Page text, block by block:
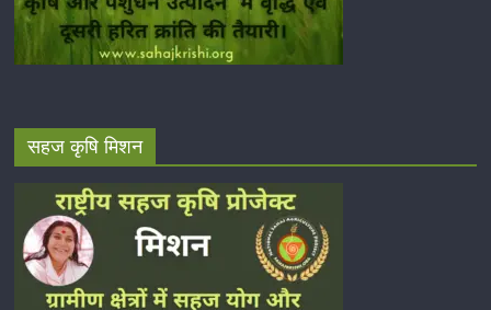
सहज कृषि मिशन